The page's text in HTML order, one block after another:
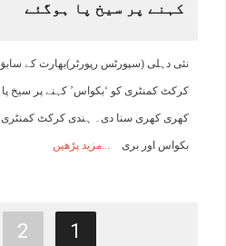
کہنے پر سیخ پا ہوگئے
نئی دہلی (سپورٹس رپورٹر)بھارت کے
کرکٹ کمنٹری کو ‘بکواس’ کہنے پر سیخ
کھری کھری سنا دی۔ ہندی کرکٹ کمنٹری
بکواس اور بری مزید پڑھیں
1
2